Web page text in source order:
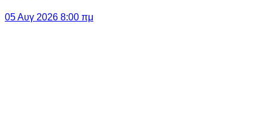
05 Αυγ 2026 8:00 πμ